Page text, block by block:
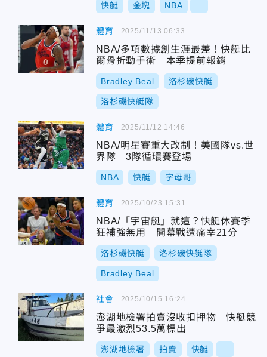
快艇 金塊 NBA
體育
NBA/多項數據創生涯最差！快艇比
爾骨折動手術 本季提前報銷
Bradley Beal 洛杉磯快艇
洛杉磯快艇隊
2025/11/13 06:33
體育
NBA/明星賽重大改制！美國隊vs.世
界隊 3隊循環賽登場
NBA 快艇 字母哥
2025/11/12 14:46
體育
NBA/「宇宙艇」就這？快艇休賽季
狂補強無用 開幕戰遭痛宰21分
洛杉磯快艇 洛杉磯快艇隊
Bradley Beal
2025/10/23 15:31
社會
澎湖地檢署拍賣沒收扣押物 快艇競
爭最激烈53.5萬標出
澎湖地檢署 拍賣 快艇
2025/10/15 16:24